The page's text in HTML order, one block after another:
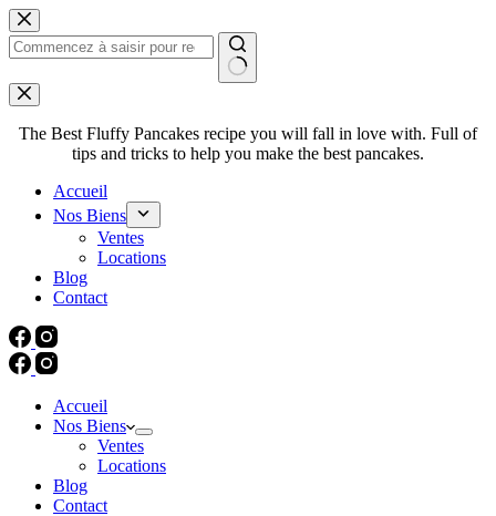
Passer
au
contenu
Aucun
résultat
The Best Fluffy Pancakes recipe you will fall in love with. Full of
tips and tricks to help you make the best pancakes.
Accueil
Nos Biens
Ventes
Locations
Blog
Contact
Accueil
Nos Biens
Ventes
Locations
Blog
Contact